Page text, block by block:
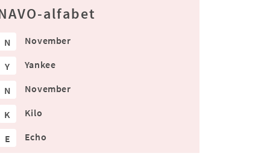
alfabet
N November
Y Yankee
N November
K Kilo
E Echo